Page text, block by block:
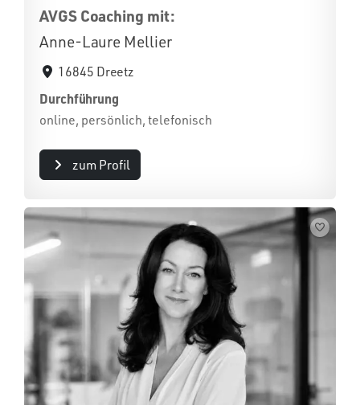
AVGS Coaching mit:
Anne-Laure Mellier
16845 Dreetz
Durchführung
online, persönlich, telefonisch
zum Profil